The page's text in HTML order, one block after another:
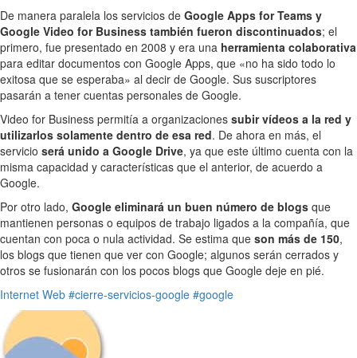
De manera paralela los servicios de Google Apps for Teams y
Google Video for Business también fueron discontinuados; el
primero, fue presentado en 2008 y era una herramienta colaborativa
para editar documentos con Google Apps, que «no ha sido todo lo
exitosa que se esperaba» al decir de Google. Sus suscriptores
pasarán a tener cuentas personales de Google.
Video for Business permitía a organizaciones subir vídeos a la red y
utilizarlos solamente dentro de esa red. De ahora en más, el
servicio será unido a Google Drive, ya que este último cuenta con la
misma capacidad y características que el anterior, de acuerdo a
Google.
Por otro lado, Google eliminará un buen número de blogs que
mantienen personas o equipos de trabajo ligados a la compañía, que
cuentan con poca o nula actividad. Se estima que son más de 150,
los blogs que tienen que ver con Google; algunos serán cerrados y
otros se fusionarán con los pocos blogs que Google deje en pié.
Internet Web #cierre-servicios-google #google